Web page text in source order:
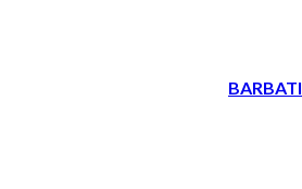
BARBATI